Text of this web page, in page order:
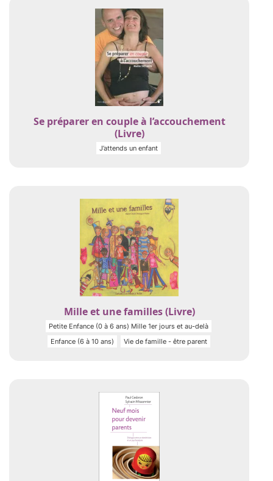
Se préparer en couple à l’accouchement
(Livre)
J’attends un enfant
Mille et une familles (Livre)
Petite Enfance (0 à 6 ans) Mille 1er jours et au-delà
Enfance (6 à 10 ans)
Vie de famille - être parent